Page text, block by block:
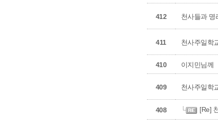
412 천사들과 명
411 천사주일학
410 이지민님께
409 천사주일학
408 [Re]